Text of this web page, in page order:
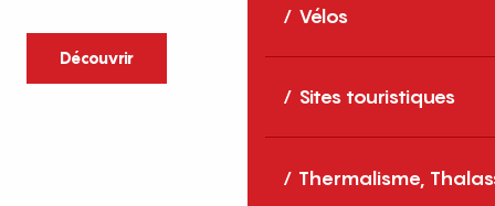
Vélos
Sites touristiques
Thermalisme,
Découvrir
Entre mer Méditerranée, villages de
caractère et grands espaces naturels, les
Pyrénées-Orientales sont une destination
idéale pour partager des moments en
famille tout au long...